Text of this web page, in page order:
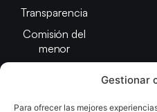
Gestionar
Para ofrecer las mejores
Transparencia
Comisión del
menor